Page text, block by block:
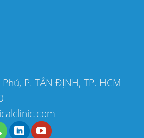
P. TÂN ĐỊNH, TP. HCM